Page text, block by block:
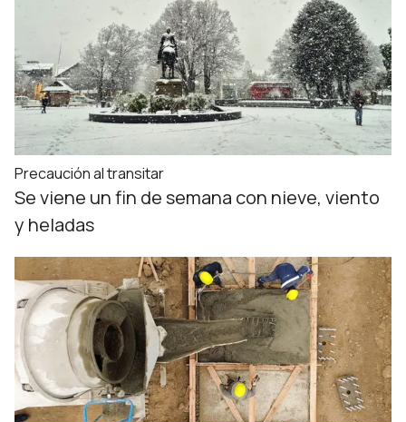
Precaución al transitar
Se viene un fin de semana con nieve, viento
y heladas